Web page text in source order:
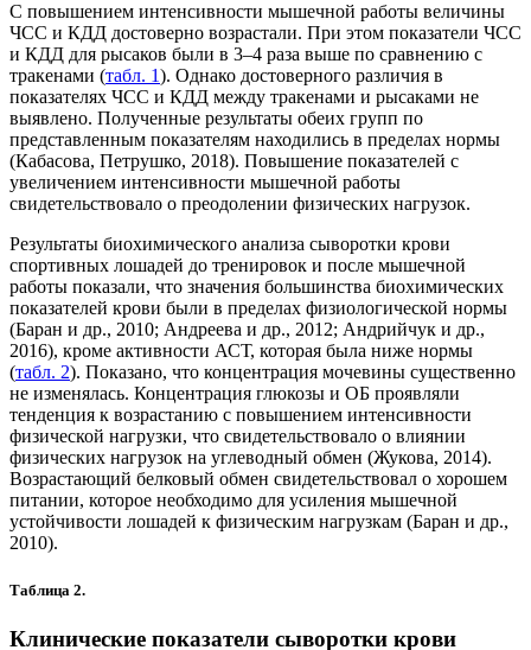
С повышением интенсивности мышечной работы величины
ЧСС и КДД достоверно возрастали. При этом показатели ЧСС
и КДД для рысаков были в 3–4 раза выше по сравнению с
тракенами (табл. 1). Однако достоверного различия в
показателях ЧСС и КДД между тракенами и рысаками не
выявлено. Полученные результаты обеих групп по
представленным показателям находились в пределах нормы
(Кабасова, Петрушко, 2018). Повышение показателей с
увеличением интенсивности мышечной работы
свидетельствовало о преодолении физических нагрузок.
Результаты биохимического анализа сыворотки крови
спортивных лошадей до тренировок и после мышечной
работы показали, что значения большинства биохимических
показателей крови были в пределах физиологической нормы
(Баран и др., 2010; Андреева и др., 2012; Андрийчук и др.,
2016), кроме активности АСТ, которая была ниже нормы
(табл. 2). Показано, что концентрация мочевины существенно
не изменялась. Концентрация глюкозы и ОБ проявляли
тенденция к возрастанию с повышением интенсивности
физической нагрузки, что свидетельствовало о влиянии
физических нагрузок на углеводный обмен (Жукова, 2014).
Возрастающий белковый обмен свидетельствовал о хорошем
питании, которое необходимо для усиления мышечной
устойчивости лошадей к физическим нагрузкам (Баран и др.,
2010).
Таблица 2.
Клинические показатели сыворотки крови